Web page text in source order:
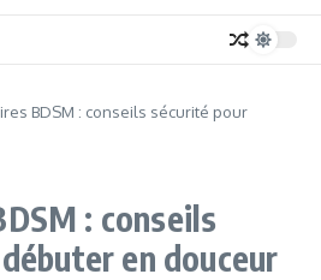
BDSM : conseils sécurité pour
: conseils
en douceur